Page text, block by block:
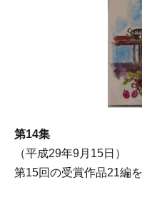
第14集
（平成29年9月15日）
第15回の受賞作品21編